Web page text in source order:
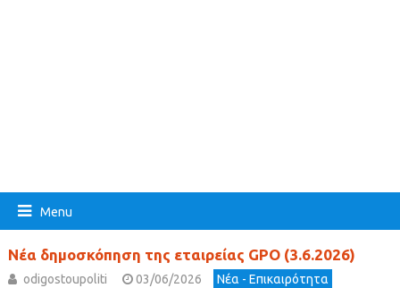
Menu
Νέα δημοσκόπηση της εταιρείας GPO (3.6.2026)
odigostoupoliti 03/06/2026
Νέα - Επικαιρότητα